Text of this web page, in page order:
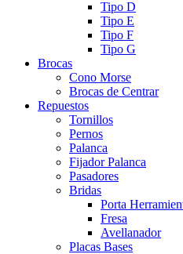
Tipo D
Tipo E
Tipo F
Tipo G
Brocas
Cono Morse
Brocas de Centrar
Repuestos
Tornillos
Pernos
Palanca
Fijador Palanca
Pasadores
Bridas
Porta
Fresa
Avellanador
Placas Bases